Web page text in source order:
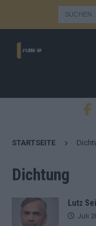
STARTSEITE
Dichtung
Lutz
Juli